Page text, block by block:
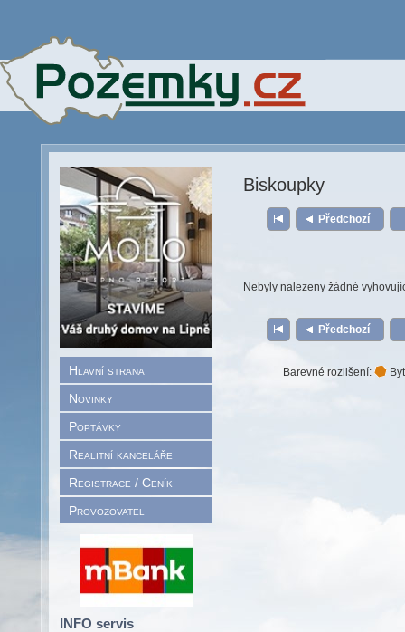
Hlavní strana
Novinky
Poptávky
Realitní kanceláře
Registrace / Ceník
Provozovatel
INFO servis
Biskoupky
Předchozí
Nebyly nalezeny žádné
Předchozí
Barevné rozlišení: